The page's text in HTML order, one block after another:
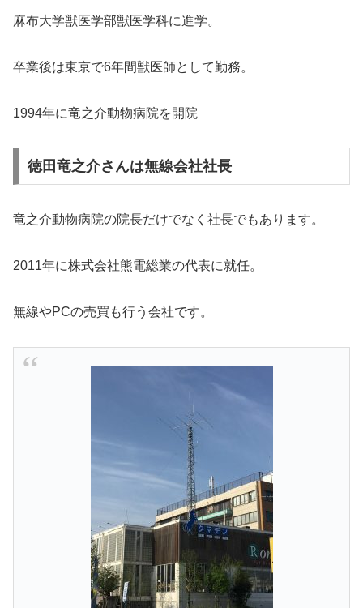
麻布大学獣医学部獣医学科に進学。
卒業後は東京で6年間獣医師として勤務。
1994年に竜之介動物病院を開院
徳田竜之介さんは無線会社社長
竜之介動物病院の院長だけでなく社長でもあります。
2011年に株式会社熊電総業の代表に就任。
無線やPCの売買も行う会社です。